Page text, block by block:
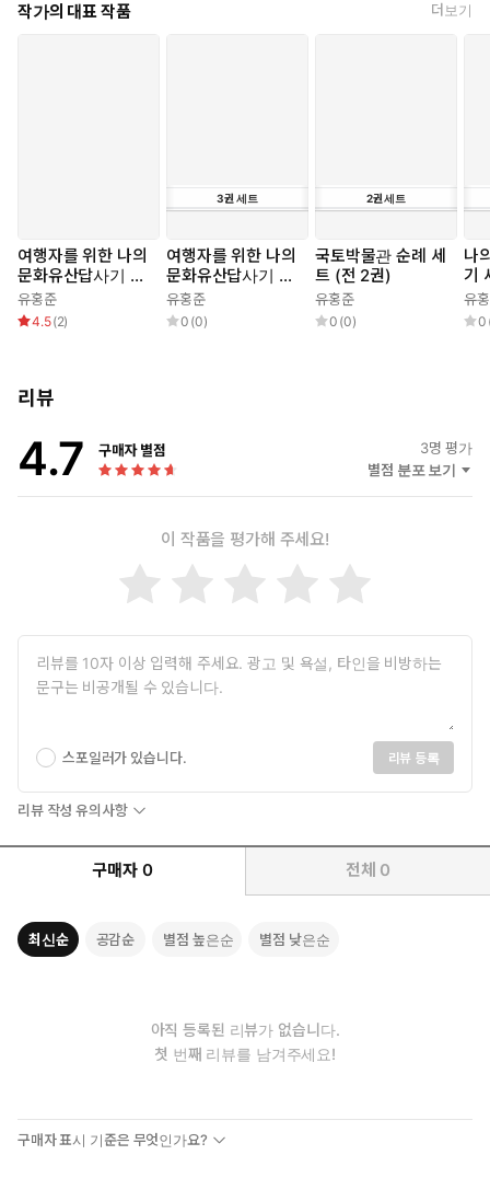
작가의 대표 작품 더보기
여행자를 위한 나의
문화유산답사기 3 :
경상권
유홍준
4.5(2)
3권 세트
여행자를 위한 나의
문화유산답사기 세
트 (전 3권)
유홍준
0 (0)
2권세트
국토박물관 순례 세
트 (전 2권)
유홍준
0 (0)
나
기
유
0
리뷰
4.7 구매자 별점 3명 평가
별점 분포 보기
이 작품을 평가해 주세요!
스포일러가 있습니다. 리뷰 등록
리뷰 작성 유의사항
구매자 0 전체 0
최신순 공감순 별점 높은순 별점 낮은순
아직 등록된 리뷰가 없습니다.
첫 번째 리뷰를 남겨주세요!
구매자 표시 기준은 무엇인가요?